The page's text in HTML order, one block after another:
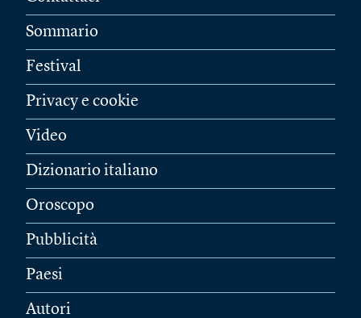
Sommario
Festival
Privacy e cookie
Video
Dizionario italiano
Oroscopo
Pubblicità
Paesi
Autori